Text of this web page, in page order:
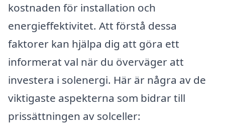
kostnaden för installation och
energieffektivitet. Att förstå dessa
faktorer kan hjälpa dig att göra ett
informerat val när du överväger att
investera i solenergi. Här är några av de
viktigaste aspekterna som bidrar till
prissättningen av solceller: